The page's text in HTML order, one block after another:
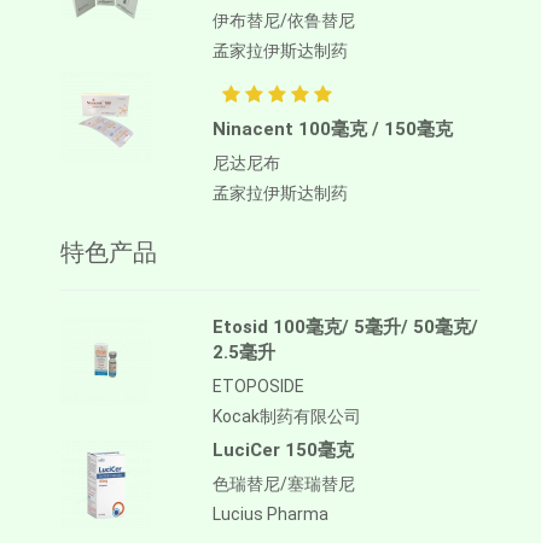
伊布替尼/依鲁替尼
孟家拉伊斯达制药
Ninacent 100毫克 / 150毫克
尼达尼布
孟家拉伊斯达制药
特色产品
Etosid 100毫克/ 5毫升/ 50毫克/
2.5毫升
ETOPOSIDE
Kocak制药有限公司
LuciCer 150毫克
色瑞替尼/塞瑞替尼
Lucius Pharma